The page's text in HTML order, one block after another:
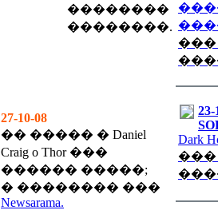
��������
��������.
27-10-08
�� ����� � Daniel
Craig o Thor ���
������ �����;
� �������� ���
Newsarama.
23-
Dark